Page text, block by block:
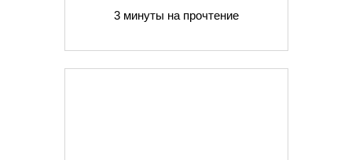
3 минуты на прочтение